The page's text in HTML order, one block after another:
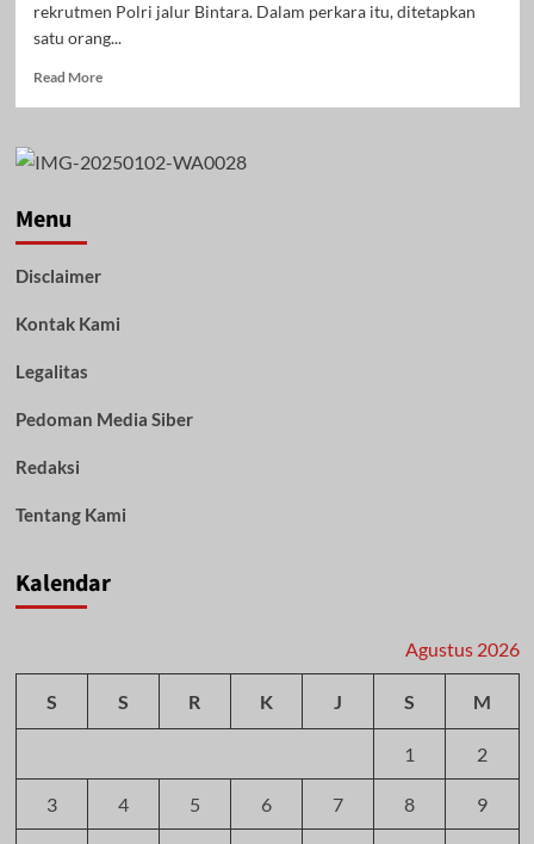
rekrutmen Polri jalur Bintara. Dalam perkara itu, ditetapkan
satu orang...
Read MoreRead
SDM
Penipuan
Karawang
Calo-
Menu
Disclaimer
Kontak Kami
Legalitas
Pedoman Media Siber
Redaksi
Tentang Kami
Kalendar
Agustus 2026
S S R K J S M
1 2
3 4 5 6 7 8 9